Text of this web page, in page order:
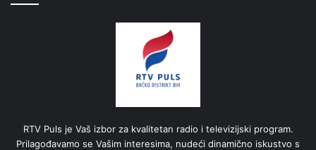
RTV Puls je Vaš izbor za kvalitetan radio i televizijski program.
Prilagođavamo se Vašim interesima, nudeći dinamično iskustvo s